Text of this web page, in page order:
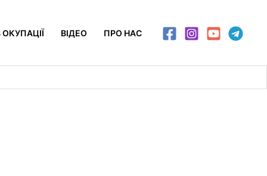
ВІДЕО ПРО НАС